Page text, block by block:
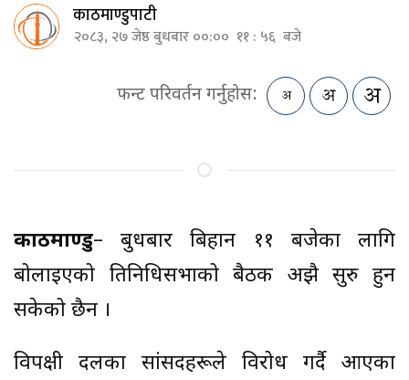
काठमाण्डुपाटी
२०८३, २७ जेष्ठ बुधबार ००:०० ११ : ५६ बजे
फन्ट परिवर्तन गर्नुहोस:
काठमाण्डु– बुधबार बिहान ११ बजेका लागि
बोलाइएको प्रतिनिधिसभाको बैठक अझै सुरु हुन
सकेको छैन ।
विपक्षी दलका सांसदहरूले विरोध गर्दै आएका